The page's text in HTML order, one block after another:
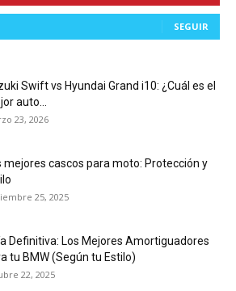
SEGUIR
Swift vs Hyundai Grand i10: ¿Cuál es el
auto...
23, 2026
mejores cascos para moto: Protección y
25, 2025
Definitiva: Los Mejores Amortiguadores
tu BMW (Según tu Estilo)
22, 2025